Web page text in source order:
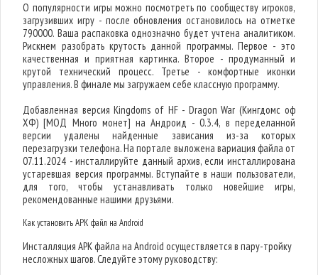
О популярности игры можно посмотреть по сообществу игроков,
загрузивших игру - после обновления остановилось на отметке
790000. Ваша распаковка однозначно будет учтена аналитиком.
Рискнем разобрать крутость данной программы. Первое - это
качественная и приятная картинка. Второе - продуманный и
крутой технический процесс. Третье - комфортные иконки
управления. В финале мы загружаем себе классную программу.
Добавленная версия Kingdoms of HF - Dragon War (Кингдомс оф
ХФ) [МОД Много монет] на Андроид - 0.3.4, в переделанной
версии удалены найденные зависания из-за которых
перезагрузки телефона. На портале выложена вариация файла от
07.11.2024 - инсталлируйте данный архив, если инсталлирована
устаревшая версия программы. Вступайте в наши пользователи,
для того, чтобы устанавливать только новейшие игры,
рекомендованные нашими друзьями.
Как установить APK файл на Android
Инсталляция APK файла на Android осуществляется в пару-тройку
несложных шагов. Следуйте этому руководству: